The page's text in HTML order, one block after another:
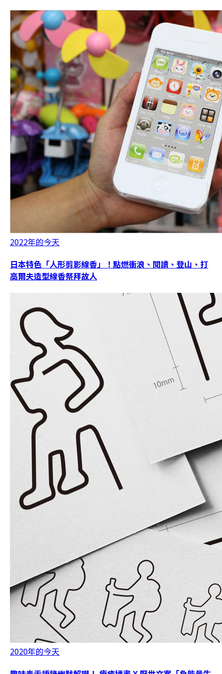
2022年的今天
日本特色「人形剪影線香」！點燃衝浪、閱讀、登山、打
高爾夫造型線香祭拜故人
2020年的今天